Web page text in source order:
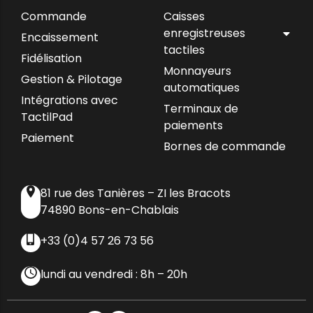
Commande
Encaissement
Fidélisation
Gestion & Pilotage
Intégrations avec
TactilPad
Paiement
Caisses
enregistreuses
tactiles
Monnayeurs
automatiques
Terminaux de
paiements
Bornes de commande
81 rue des Tanières – ZI les Bracots
74890 Bons-en-Chablais
+33 (0)4 57 26 73 56
lundi au vendredi : 8h – 20h